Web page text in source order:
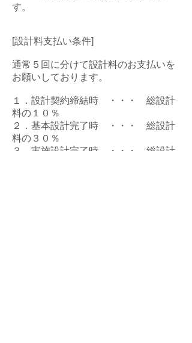
す。
[設計料支払い条件]
通常５回に分けて設計料のお支払いを
お願いしております。
１．設計契約締結時 ・・・ 総設計
料の１０％
２．基本設計完了時 ・・・ 総設計
料の３０％
３．実施設計完了時 ・・・ 総設計